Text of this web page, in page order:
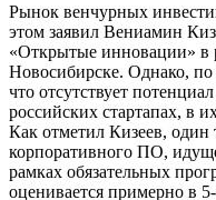
Рынок венчурных
этом заявил Вениамин
«Открытые инновации» в
Новосибирске. Однако, по
что отсутствует
российских стартапах, в
Как отметил Кизеев, один
корпоративного ПО,
рамках обязательных
оценивается примерно в